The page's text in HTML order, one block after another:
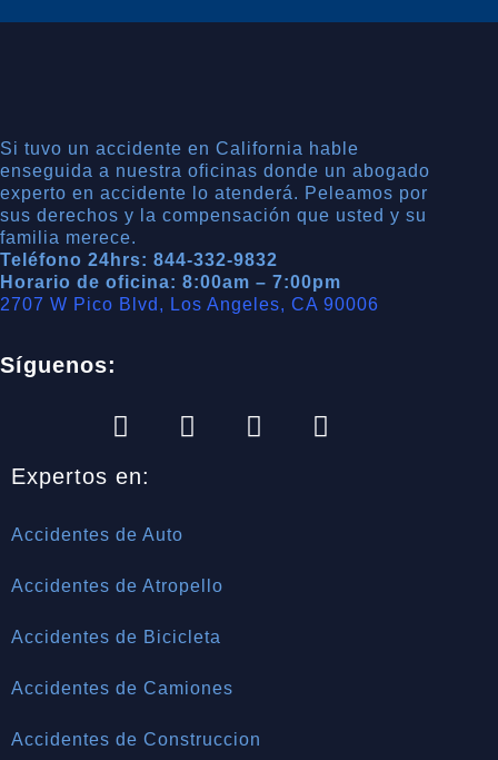
Si tuvo un accidente en California hable
enseguida a nuestra oficinas donde un abogado
experto en accidente lo atenderá. Peleamos por
sus derechos y la compensación que usted y su
familia merece.
Teléfono 24hrs: 844-332-9832
Horario de oficina: 8:00am – 7:00pm
2707 W Pico Blvd, Los Angeles, CA 90006
Síguenos:
Expertos en:
Accidentes de Auto
Accidentes de Atropello
Accidentes de Bicicleta
Accidentes de Camiones
Accidentes de Construccion